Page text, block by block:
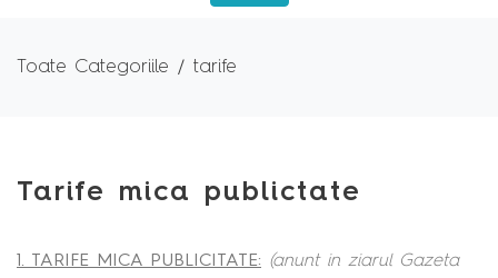
Toate Categoriile tarife
Tarife mica publictate
1. TARIFE MICA PUBLICITATE: (anunt in ziarul Gazeta